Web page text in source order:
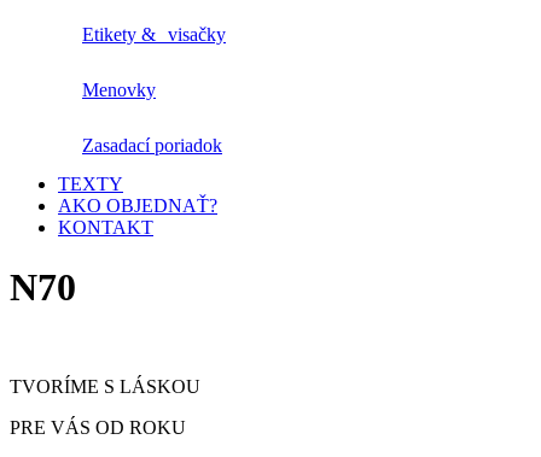
Etikety & visačky
Menovky
Zasadací poriadok
TEXTY
AKO OBJEDNAŤ?
KONTAKT
N70
TVORÍME S LÁSKOU
PRE VÁS OD ROKU